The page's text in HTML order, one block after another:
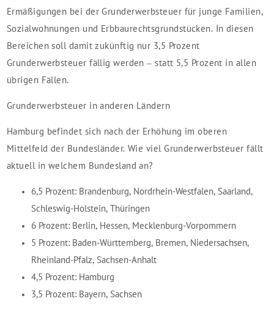
Ermäßigungen bei der Grunderwerbsteuer für junge Familien,
Sozialwohnungen und Erbbaurechtsgrundstücken. In diesen
Bereichen soll damit zukünftig nur 3,5 Prozent
Grunderwerbsteuer fällig werden – statt 5,5 Prozent in allen
übrigen Fällen.
Grunderwerbsteuer in anderen Ländern
Hamburg befindet sich nach der Erhöhung im oberen
Mittelfeld der Bundesländer. Wie viel Grunderwerbsteuer fällt
aktuell in welchem Bundesland an?
6,5 Prozent: Brandenburg, Nordrhein-Westfalen, Saarland,
Schleswig-Holstein, Thüringen
6 Prozent: Berlin, Hessen, Mecklenburg-Vorpommern
5 Prozent: Baden-Württemberg, Bremen, Niedersachsen,
Rheinland-Pfalz, Sachsen-Anhalt
4,5 Prozent: Hamburg
3,5 Prozent: Bayern, Sachsen